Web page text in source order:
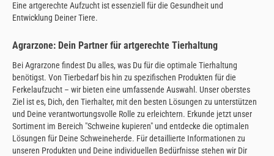
Eine artgerechte Aufzucht ist essenziell für die Gesundheit und
Entwicklung Deiner Tiere.
Agrarzone: Dein Partner für artgerechte Tierhaltung
Bei Agrarzone findest Du alles, was Du für die optimale Tierhaltung
benötigst. Von Tierbedarf bis hin zu spezifischen Produkten für die
Ferkelaufzucht – wir bieten eine umfassende Auswahl. Unser oberstes
Ziel ist es, Dich, den Tierhalter, mit den besten Lösungen zu unterstützen
und Deine verantwortungsvolle Rolle zu erleichtern. Erkunde jetzt unser
Sortiment im Bereich "Schweine kupieren" und entdecke die optimalen
Lösungen für Deine Schweineherde. Für detaillierte Informationen zu
unseren Produkten und Deine individuellen Bedürfnisse stehen wir Dir